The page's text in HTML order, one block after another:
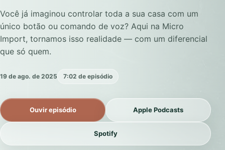
Você já imaginou controlar toda a sua casa com um
único botão ou comando de voz? Aqui na Micro
Import, tornamos isso realidade — com um diferencial
que só quem.
19 de ago. de 2025 7:02 de episódio
Ouvir episódio Apple Podcasts
Spotify